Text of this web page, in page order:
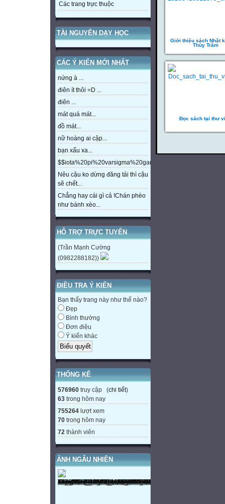
Các trang trực thuộc
TÀI NGUYÊN DẠY HỌC
CÁC Ý KIẾN MỚI NHẤT
nứng à ...
điên ít thôi =D ...
điên ...
mát quá mát...
đồ mát...
nữ hoàng ai cập...
bạn xấu xa...
Nêu cậu ko dừng đăng tải thì cậu
sẽ chết...
Chẳng hay cái gì cả !Chán phèo
như bánh xèo...
HỖ TRỢ TRỰC TUYẾN
(Trần Mạnh Cường
(0982288182))
ĐIỀU TRA Ý KIẾN
Bạn thấy trang này như thế nào?
Đẹp
Bình thường
Đơn điệu
Ý kiến khác
THỐNG KÊ
576960 truy cập (chi tiết)
63 trong hôm nay
755264 lượt xem
70 trong hôm nay
72 thành viên
ẢNH NGẪU NHIÊN
Giới thiệu sách Nhật
Thùy Trâm
Đọc sách tại thư